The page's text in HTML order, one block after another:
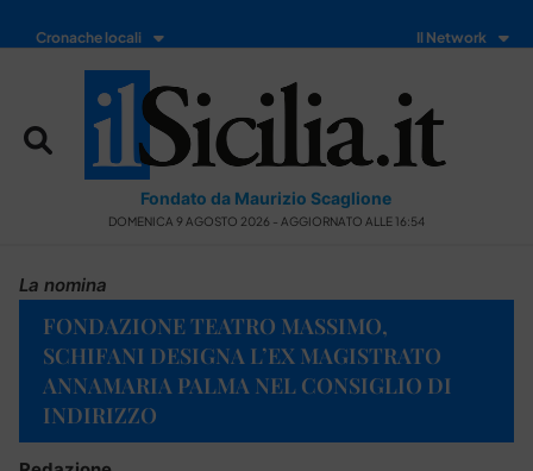
Cronache locali Il Network
Fondato da Maurizio Scaglione
DOMENICA 9 AGOSTO 2026 - AGGIORNATO ALLE 16:54
La nomina
FONDAZIONE TEATRO MASSIMO,
SCHIFANI DESIGNA L’EX MAGISTRATO
ANNAMARIA PALMA NEL CONSIGLIO DI
INDIRIZZO